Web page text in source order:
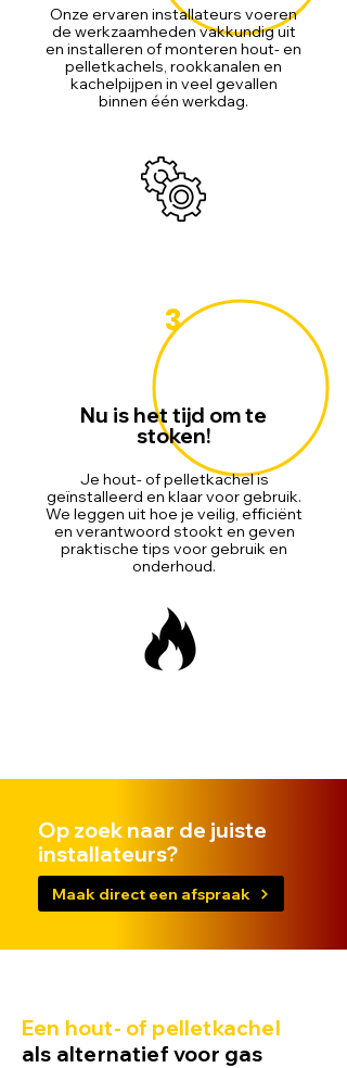
Onze ervaren installateurs voeren
de werkzaamheden vakkundig uit
en installeren of monteren hout- en
pelletkachels, rookkanalen en
kachelpijpen in veel gevallen
binnen één werkdag.
3
Nu is het tijd om te
stoken!
Je hout- of pelletkachel is
geïnstalleerd en klaar voor gebruik.
We leggen uit hoe je veilig, efficiënt
en verantwoord stookt en geven
praktische tips voor gebruik en
onderhoud.
Op zoek naar de juiste
installateurs?
Maak direct een afspraak
Een hout- of pelletkachel
als alternatief voor gas